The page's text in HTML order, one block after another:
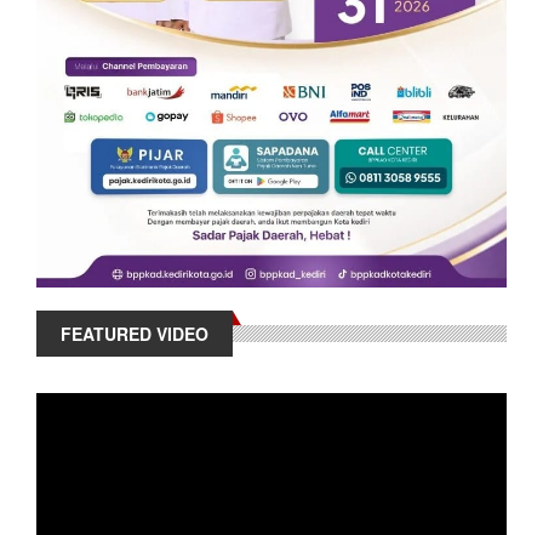
FEATURED VIDEO